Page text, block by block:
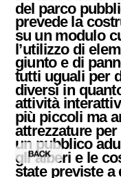
del parco
prevede la
su un modulo
l’utilizzo di
giunto e di
tutti uguali per
diversi in
attività
più piccoli ma
attrezzature
un pubblico
gli alberi e le
state previste a